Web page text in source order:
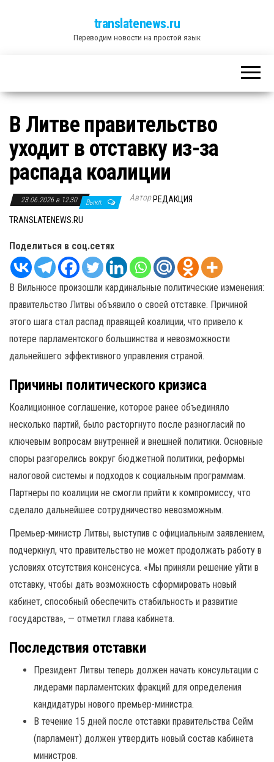
translatenews.ru
Переводим новости на простой язык
В Литве правительство
уходит в отставку из-за
распада коалиции
23.06.2026 в 12:30 Выкл. Автор РЕДАКЦИЯ
TRANSLATENEWS.RU
Поделиться в соц.сетях
В Вильнюсе произошли кардинальные политические изменения:
правительство Литвы объявило о своей отставке. Причиной
этого шага стал распад правящей коалиции, что привело к
потере парламентского большинства и невозможности
дальнейшего эффективного управления страной.
Причины политического кризиса
Коалиционное соглашение, которое ранее объединяло
несколько партий, было расторгнуто после разногласий по
ключевым вопросам внутренней и внешней политики. Основные
споры разгорелись вокруг бюджетной политики, реформы
налоговой системы и подходов к социальным программам.
Партнеры по коалиции не смогли прийти к компромиссу, что
сделало дальнейшее сотрудничество невозможным.
Премьер-министр Литвы, выступив с официальным заявлением,
подчеркнул, что правительство не может продолжать работу в
условиях отсутствия консенсуса. «Мы приняли решение уйти в
отставку, чтобы дать возможность сформировать новый
кабинет, способный обеспечить стабильность и развитие
государства», — отметил глава кабинета.
Последствия отставки
Президент Литвы теперь должен начать консультации с
лидерами парламентских фракций для определения
кандидатуры нового премьер-министра.
В течение 15 дней после отставки правительства Сейм
(парламент) должен утвердить новый состав кабинета
министров.